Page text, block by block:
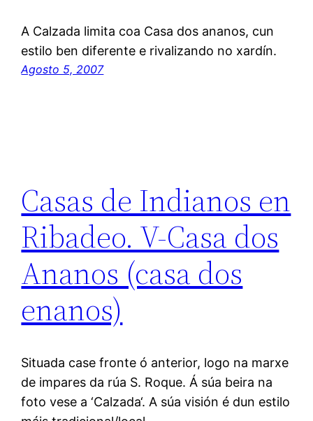
A Calzada limita coa Casa dos ananos, cun
estilo ben diferente e rivalizando no xardín.
Agosto 5, 2007
Casas de Indianos en
Ribadeo. V-Casa dos
Ananos (casa dos
enanos)
Situada case fronte ó anterior, logo na marxe
de impares da rúa S. Roque. Á súa beira na
foto vese a ‘Calzada‘. A súa visión é dun estilo